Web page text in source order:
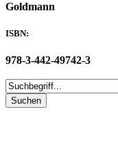
Goldmann
ISBN:
978-3-442-49742-3